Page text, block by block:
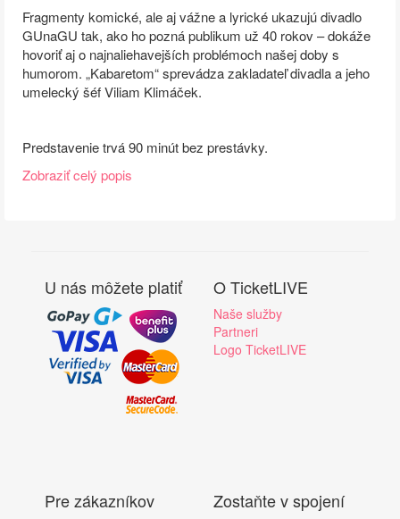
Fragmenty komické, ale aj vážne a lyrické ukazujú divadlo
GUnaGU tak, ako ho pozná publikum už 40 rokov – dokáže
hovoriť aj o najnaliehavejších problémoch našej doby s
humorom. „Kabaretom“ sprevádza zakladateľ divadla a jeho
umelecký šéf Viliam Klimáček.
Predstavenie trvá 90 minút bez prestávky.
Zobraziť celý popis
U nás môžete platiť O TicketLIVE
Naše služby
Partneri
Logo TicketLIVE
Pre zákazníkov Zostaňte v spojení